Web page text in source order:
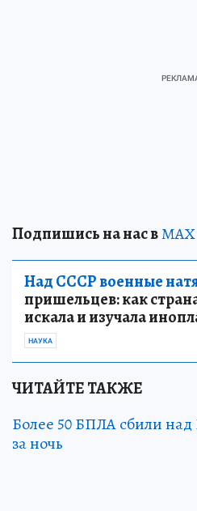
Подпишись на нас вМАХ
Над СССР военные
пришельцев: как
искала и изучала
НАУКА
ЧИТАЙТЕ ТАКЖЕ
Более 50 БПЛА сбили над
за ночь